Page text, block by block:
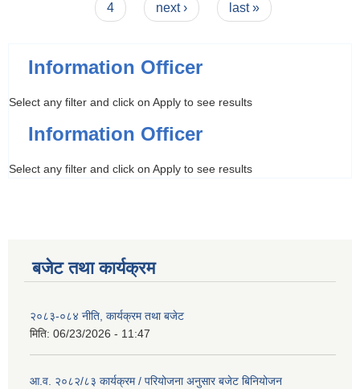
4
next › last »
Information Officer
Select any filter and click on Apply to see results
Information Officer
Select any filter and click on Apply to see results
बजेट तथा कार्यक्रम
२०८३-०८४ नीति, कार्यक्रम तथा बजेट
मिति: 06/23/2026 - 11:47
आ.व. २०८२/८३ कार्यक्रम / परियोजना अनुसार बजेट बिनियोजन